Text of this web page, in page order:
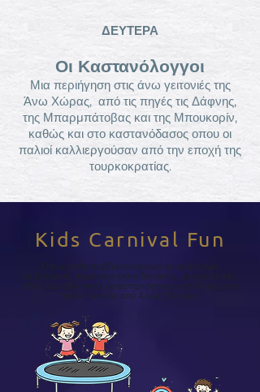
ΔΕΥΤΕΡΑ
Οι Καστανόλογγοι
Μια περιήγηση στις άνω γειτονιές της
Άνω Χώρας, από τις πηγές τις Δάφνης,
της Μπαρμπάτοβας και της Μπουκορίν,
καθώς και στο καστανόδασος οπου οι
παλιοί καλλιεργούσαν από την εποχή της
τουρκοκρατίας.
Kids Carnival Fun
Όπως κάθε σαββατοκύριακο οι ομάδα των
παιδαγωγοί, παρέχουν εκπαιδευτικές, ψυχαγωγικές,
αλλά και αθλητικές δραστηριότητες κατάλληλες για
παιδιά ηλικίας από 4 εώς 10 ετών.